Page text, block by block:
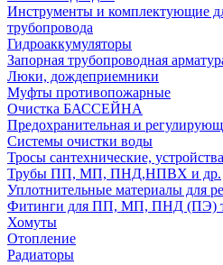
Инструменты и комплектующие
трубопровода
Гидроаккумуляторы
Запорная трубопроводная
Люки, дождеприемники
Муфты противопожарные
Очистка БАССЕЙНА
Предохранительная и
Системы очистки воды
Тросы сантехнические,
Трубы ПП, МП, ПНД,НПВХ и др.
Уплотнительные материалы для
Фитинги для ПП, МП, ПНД (ПЭ)
Хомуты
Отопление
Радиаторы